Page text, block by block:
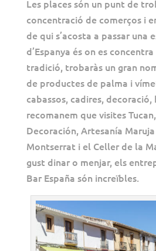
Les places són un punt de
concentració de comerçosi
de qui s’acosta a passar una
d’Espanya és on es concentra
tradició, trobaràs un gran
de productes de palma i
cabassos, cadires,
recomanem que visitesTucan,
Decoración, Artesanía
Montserrat i elCeller de la
gust dinar o menjar, els
Bar España són increïbles.